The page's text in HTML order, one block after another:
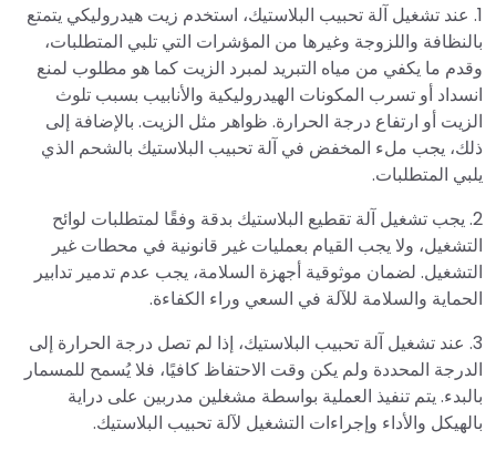
1. عند تشغيل آلة تحبيب البلاستيك، استخدم زيت هيدروليكي يتمتع
بالنظافة واللزوجة وغيرها من المؤشرات التي تلبي المتطلبات،
وقدم ما يكفي من مياه التبريد لمبرد الزيت كما هو مطلوب لمنع
انسداد أو تسرب المكونات الهيدروليكية والأنابيب بسبب تلوث
الزيت أو ارتفاع درجة الحرارة. ظواهر مثل الزيت. بالإضافة إلى
ذلك، يجب ملء المخفض في آلة تحبيب البلاستيك بالشحم الذي
يلبي المتطلبات.
2. يجب تشغيل آلة تقطيع البلاستيك بدقة وفقًا لمتطلبات لوائح
التشغيل، ولا يجب القيام بعمليات غير قانونية في محطات غير
التشغيل. لضمان موثوقية أجهزة السلامة، يجب عدم تدمير تدابير
الحماية والسلامة للآلة في السعي وراء الكفاءة.
3. عند تشغيل آلة تحبيب البلاستيك، إذا لم تصل درجة الحرارة إلى
الدرجة المحددة ولم يكن وقت الاحتفاظ كافيًا، فلا يُسمح للمسمار
بالبدء. يتم تنفيذ العملية بواسطة مشغلين مدربين على دراية
بالهيكل والأداء وإجراءات التشغيل لآلة تحبيب البلاستيك.